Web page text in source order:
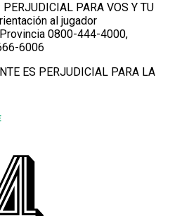
PARA VOS Y TU
al jugador
0800-444-4000,
6006
ES PERJUDICIAL PARA LA